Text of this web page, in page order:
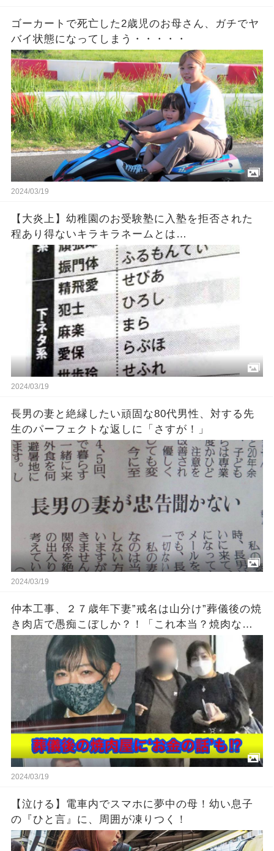
ゴーカートで死亡した2歳児のお母さん、ガチでヤ
バイ状態になってしまう・・・・・
2024/03/19
【大炎上】幼稚園のお受験塾に入塾を拒否された
程あり得ないキラキラネームとは…
2024/03/19
長男の妻と絶縁したい頑固な80代男性、対する先
生のパーフェクトな返しに「さすが！」
2024/03/19
仲本工事、２７歳年下妻”戒名は山分け”葬儀後の焼
き肉店で愚痴こぼしか？！「これ本当？焼肉なん
てあり得ない」「ホントならホント可哀想」「焼
肉店でお金の話？」
2024/03/19
【泣ける】電車内でスマホに夢中の母！幼い息子
の『ひと言』に、周囲が凍りつく！